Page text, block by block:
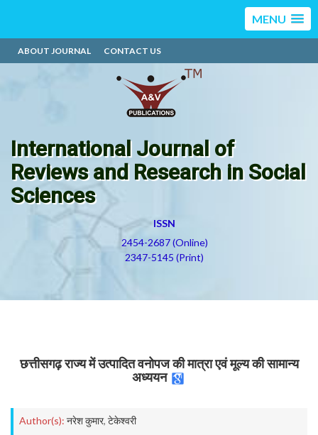
MENU
ABOUT JOURNAL CONTACT US
International Journal of
Reviews and Research in Social
Sciences
ISSN
2454-2687 (Online)
2347-5145 (Print)
छत्तीसगढ़ राज्य में उत्पादित वनोपज की मात्रा एवं मूल्य की सामान्य
अध्ययन
Author(s): नरेश कुमार, टेकेश्वरी